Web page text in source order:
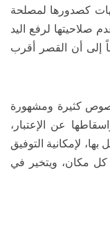
كصدورها لمصلحة
صلاحيتها لرفع اليد
إلى أن القصر أقرب
كثيرة ومشهورة
عن الإعتبار،
لإمكانية التوفيق
كل مكان، ويتخير في